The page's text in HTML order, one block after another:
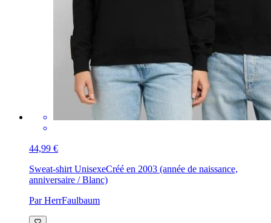
44,99 €
Sweat-shirt UnisexeCréé en 2003 (année de naissance,
anniversaire / Blanc)
Par HerrFaulbaum